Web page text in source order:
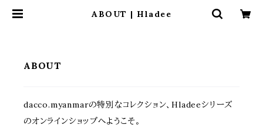
ABOUT | Hladee
ABOUT
dacco.myanmarの特別なコレクション、Hladeeシリーズ
のオンラインショップへようこそ。